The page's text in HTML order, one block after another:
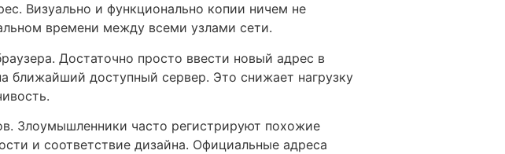
Визуально и функционально копии ничем не
времени между всеми узлами сети.
Достаточно просто ввести новый адрес в
ближайший доступный сервер. Это снижает нагрузку
Злоумышленники часто регистрируют похожие
и соответствие дизайна. Официальные адреса